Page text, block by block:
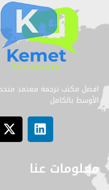
افضل مكتب ترجمة معتمد
الأوسط بالكامل
معلومات عنا